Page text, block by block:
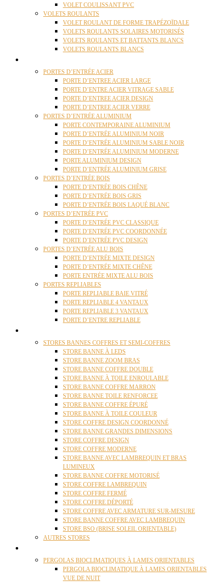
VOLET COULISSANT PVC
VOLETS ROULANTS
VOLET ROULANT DE FORME TRAPÉZOÏDALE
VOLETS ROULANTS SOLAIRES MOTORISÉS
VOLETS ROULANTS ET BATTANTS BLANCS
VOLETS ROULANTS BLANCS
PORTES D’ENTRÉE ACIER
PORTE D’ENTREE ACIER LARGE
PORTE D’ENTRE ACIER VITRAGE SABLE
PORTE D’ENTREE ACIER DESIGN
PORTE D’ENTREE ACIER VERRE
PORTES D’ENTRÉE ALUMINIUM
PORTE CONTEMPORAINE ALUMINIUM
PORTE D’ENTRÉE ALUMINIUM NOIR
PORTE D’ENTRÉE ALUMINIUM SABLE NOIR
PORTE D’ENTRÉE ALUMINIUM MODERNE
PORTE ALUMINIUM DESIGN
PORTE D’ENTRÉE ALUMINIUM GRISE
PORTES D’ENTRÉE BOIS
PORTE D’ENTRÉE BOIS CHÊNE
PORTE D’ENTRÉE BOIS GRIS
PORTE D’ENTRÉE BOIS LAQUÉ BLANC
PORTES D’ENTRÉE PVC
PORTE D’ENTRÉE PVC CLASSIQUE
PORTE D’ENTRÉE PVC COORDONNÉE
PORTE D’ENTRÉE PVC DESIGN
PORTES D’ENTRÉE ALU BOIS
PORTE D’ENTRÉE MIXTE DESIGN
PORTE D’ENTRÉE MIXTE CHÊNE
PORTE ENTRÉE MIXTE ALU BOIS
PORTES REPLIABLES
PORTE REPLIABLE BAIE VITRÉ
PORTE REPLIABLE 4 VANTAUX
PORTE REPLIABLE 3 VANTAUX
PORTE D’ENTRE REPLIABLE
STORES BANNES COFFRES ET SEMI-COFFRES
STORE BANNE À LEDS
STORE BANNE ZOOM BRAS
STORE BANNE COFFRE DOUBLE
STORE BANNE À TOILE ENROULABLE
STORE BANNE COFFRE MARRON
STORE BANNE TOILE RENFORCEE
STORE BANNE COFFRE ÉPURÉ
STORE BANNE À TOILE COULEUR
STORE COFFRE DESIGN COORDONNÉ
STORE BANNE GRANDES DIMENSIONS
STORE COFFRE DESIGN
STORE COFFRE MODERNE
STORE BANNE AVEC LAMBREQUIN ET BRAS
LUMINEUX
STORE BANNE COFFRE MOTORISÉ
STORE COFFRE LAMBREQUIN
STORE COFFRE FERMÉ
STORE COFFRE DÉPORTÉ
STORE COFFRE AVEC ARMATURE SUR-MESURE
STORE BANNE COFFRE AVEC LAMBREQUIN
STORE BSO (BRISE SOLEIL ORIENTABLE)
AUTRES STORES
PERGOLAS BIOCLIMATIQUES À LAMES ORIENTABLES
PERGOLA BIOCLIMATIQUE À LAMES ORIENTABLES
VUE DE NUIT